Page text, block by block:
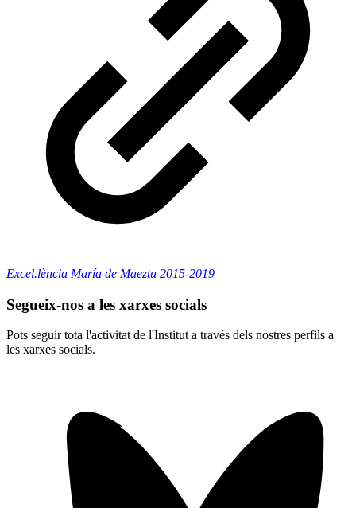
Excel.lència María de Maeztu 2015-2019
Segueix-nos a les xarxes socials
Pots seguir tota l'activitat de l'Institut a través dels nostres perfils a
les xarxes socials.